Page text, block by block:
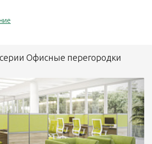
серии Офисные перегородки